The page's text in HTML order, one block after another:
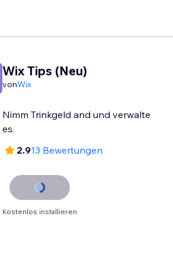
Wix Tips (Neu)
vonWix
Nimm Trinkgeld and und verwalte
es.
2.913 Bewertungen
Kostenlos installieren